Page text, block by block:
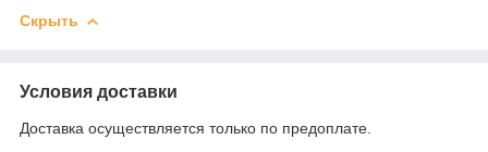
Скрыть
Условия доставки
Доставка осуществляется только по предоплате.